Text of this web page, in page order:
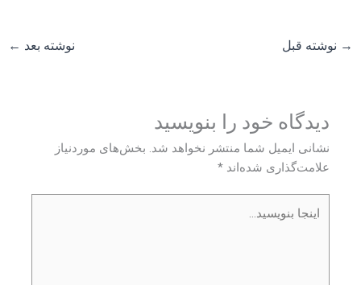
→ نوشته قبل نوشته بعد ←
دیدگاه‌ خود را بنویسید
نشانی ایمیل شما منتشر نخواهد شد.
بخش‌های موردنیاز
علامت‌گذاری شده‌اند*
بنویسید…